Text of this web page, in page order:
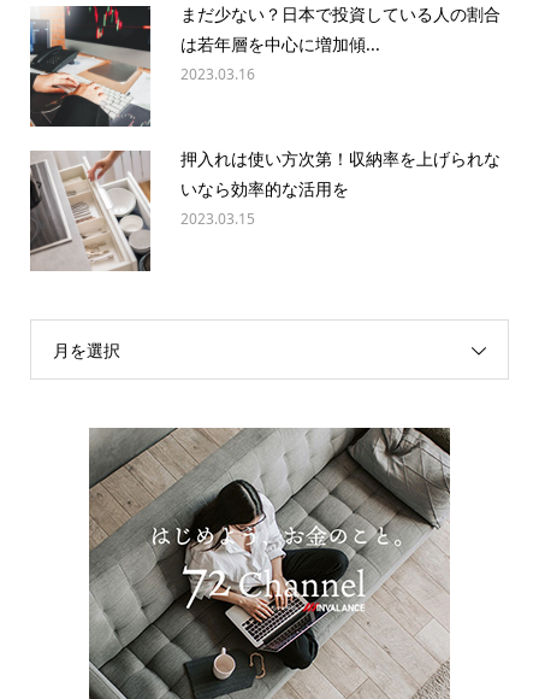
まだ少ない？日本で投資している人の割合
は若年層を中心に増加傾...
2023.03.16
押入れは使い方次第！収納率を上げられな
いなら効率的な活用を
2023.03.15
月を選択